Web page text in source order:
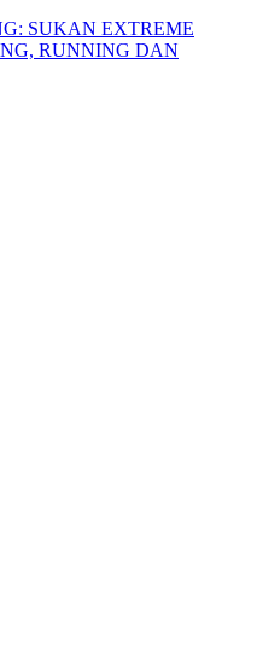
SUKAN EXTREME
RUNNING DAN